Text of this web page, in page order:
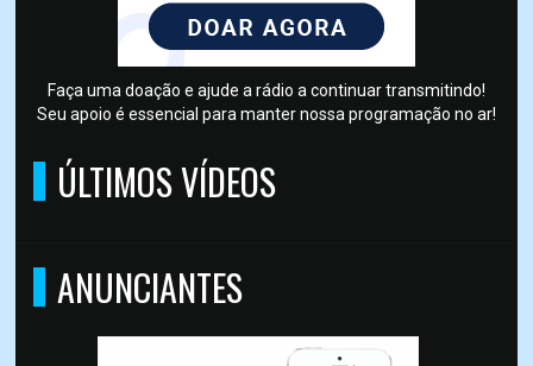
Faça uma doação e ajude a rádio a continuar transmitindo!
Seu apoio é essencial para manter nossa programação no ar!
ÚLTIMOS VÍDEOS
ANUNCIANTES